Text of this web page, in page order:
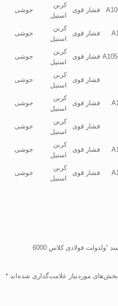
فشار قوی
کربن
استیل
جوشی
فشار قوی
کربن
استیل
جوشی
فشار قوی
کربن
استیل
جوشی
فشار قوی
کربن
استیل
جوشی
فشار قوی
کربن
استیل
جوشی
فشار قوی
کربن
استیل
جوشی
فشار قوی
کربن
استیل
جوشی
فشار قوی
کربن
استیل
جوشی
اولین کسی باشید که دیدگاهی می نویسد “ولدولت فولادی کلاس 6000
بخش‌های موردنیاز علامت‌گذاری شده‌اند *